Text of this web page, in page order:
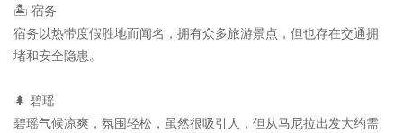
🏝️ 宿务
宿务以热带度假胜地而闻名，拥有众多旅游景点，但也存在交通拥
堵和安全隐患。
🌲 碧瑶
碧瑶气候凉爽，氛围轻松，虽然很吸引人，但从马尼拉出发大约需